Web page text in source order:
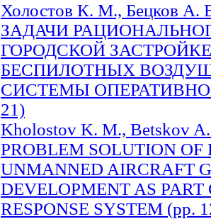
Холостов К. М., Бецков
ЗАДАЧИ
ГОРОДСКОЙ
БЕСПИЛОТНЫХ
СИСТЕМЫ
21)
Kholostov K. M., Betskov
PROBLEM SOLUTION
UNMANNED AIRCRAFT
DEVELOPMENT AS
RESPONSE SYSTEM (рр.